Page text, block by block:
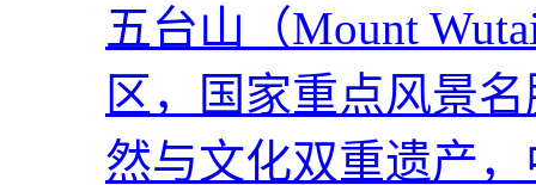
五台山（Mount
区，国家重点风景
然与文化双重遗产